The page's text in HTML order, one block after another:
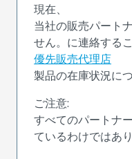
現在、
当社の販売パート
せん。に連絡する
優先販売代理店
製品の在庫状況に
ご注意:
すべてのパートナ
ているわけではあり